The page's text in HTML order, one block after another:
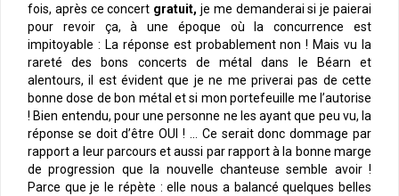
fois, après ce concert gratuit, je me demanderai si je paierai
pour revoir ça, à une époque où la concurrence est
impitoyable : La réponse est probablement non ! Mais vu la
rareté des bons concerts de métal dans le Béarn et
alentours, il est évident que je ne me priverai pas de cette
bonne dose de bon métal et si mon portefeuille me l’autorise
! Bien entendu, pour une personne ne les ayant que peu vu, la
réponse se doit d’être OUI ! … Ce serait donc dommage par
rapport a leur parcours et aussi par rapport à la bonne marge
de progression que la nouvelle chanteuse semble avoir !
Parce que je le répète : elle nous a balancé quelques belles